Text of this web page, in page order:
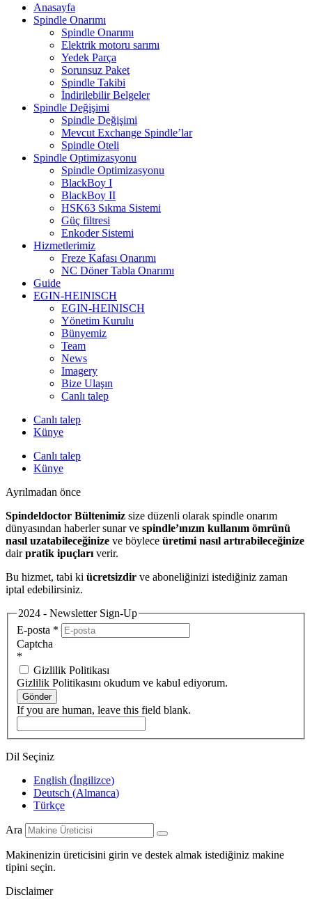
Anasayfa
Spindle Onarımı
Spindle Onarımı
Elektrik motoru sarımı
Yedek Parça
Sorunsuz Paket
Spindle Takibi
İndirilebilir Belgeler
Spindle Değişimi
Spindle Değişimi
Mevcut Exchange Spindle’lar
Spindle Oteli
Spindle Optimizasyonu
Spindle Optimizasyonu
BlackBoy I
BlackBoy II
HSK63 Sıkma Sistemi
Güç filtresi
Enkoder Sistemi
Hizmetlerimiz
Freze Kafası Onarımı
NC Döner Tabla Onarımı
Guide
EGIN-HEINISCH
EGIN-HEINISCH
Yönetim Kurulu
Bünyemiz
Team
News
Imagery
Bize Ulaşın
Canlı talep
Canlı talep
Künye
Canlı talep
Künye
Ayrılmadan önce
Spindeldoctor Bültenimiz size düzenli olarak spindle onarım
dünyasından haberler sunar ve spindle’ınızın kullanım ömrünü
nasıl uzatabileceğinize ve böylece üretimi nasıl artırabileceğinize
dairpratik ipuçları verir.
Bu hizmet, tabi ki ücretsizdir ve aboneliğinizi istediğiniz zaman
iptal edebilirsiniz.
2024 - Newsletter Sign-Up
E-posta *
Captcha
*
Gizlilik Politikası
Gizlilik Politikasını okudum ve kabul ediyorum.
Gönder
If you are human, leave this field blank.
Dil Seçiniz
English (İngilizce)
Deutsch (Almanca)
Türkçe
Ara
Makinenizin üreticisini girin ve destek almak istediğiniz makine
tipini seçin.
Disclaimer